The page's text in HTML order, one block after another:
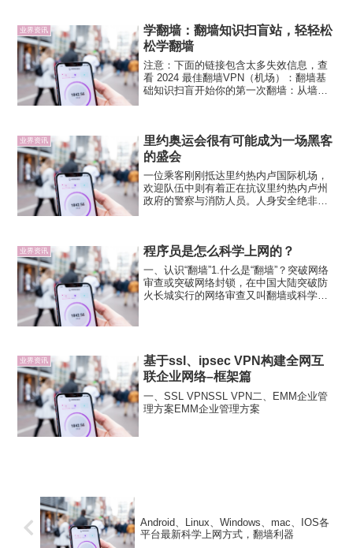
业界资讯
学翻墙：翻墙知识扫盲站，轻轻松
松学翻墙
注意：下面的链接包含太多失效信息，查
看 2024 最佳翻墙VPN（机场）：翻墙基
础知识扫盲开始你的第一次翻墙：从墙内
业界资讯
里约奥运会很有可能成为一场黑客
的盛会
一位乘客刚刚抵达里约热内卢国际机场，
欢迎队伍中则有着正在抗议里约热内卢州
政府的警察与消防人员。人身安全绝非旅
内卢当地警员在机场高举“...
业界资讯 程序员是怎么科学上网的？
一、认识“翻墙”1.什么是“翻墙”？突破网络
审查或突破网络封锁，在中国大陆突破防
火长城实行的网络审查又叫翻墙或科学上
业界资讯
基于ssl、ipsec VPN构建全网互
联企业网络–框架篇
一、SSL VPNSSL VPN二、EMM企业管
理方案EMM企业管理方案
Android、Linux、Windows、mac、IOS各
平台最新科学上网方式，翻墙利器